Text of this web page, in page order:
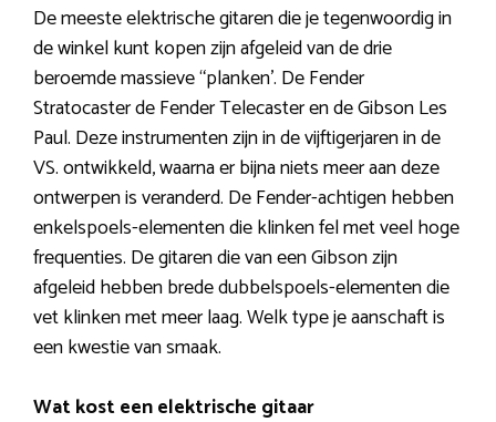
De meeste elektrische gitaren die je tegenwoordig in
de winkel kunt kopen zijn afgeleid van de drie
beroemde massieve “planken’. De Fender
Stratocaster de Fender Telecaster en de Gibson Les
Paul. Deze instrumenten zijn in de vijftigerjaren in de
VS. ontwikkeld, waarna er bijna niets meer aan deze
ontwerpen is veranderd. De Fender-achtigen hebben
enkelspoels-elementen die klinken fel met veel hoge
frequenties. De gitaren die van een Gibson zijn
afgeleid hebben brede dubbelspoels-elementen die
vet klinken met meer laag. Welk type je aanschaft is
een kwestie van smaak.
Wat kost een elektrische gitaar